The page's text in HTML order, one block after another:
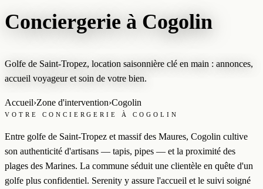
Conciergerie à Cogolin
Golfe de Saint-Tropez, location saisonnière clé en main : annonces,
accueil voyageur et soin de votre bien.
Accueil›Zone d'intervention›Cogolin
VOTRE CONCIERGERIE À COGOLIN
Entre golfe de Saint-Tropez et massif des Maures, Cogolin cultive
son authenticité d'artisans — tapis, pipes — et la proximité des
plages des Marines. La commune séduit une clientèle en quête d'un
golfe plus confidentiel. Serenity y assure l'accueil et le suivi soigné